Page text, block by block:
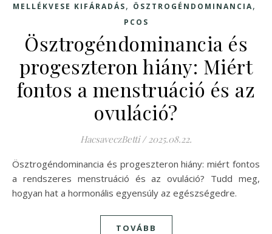
MELLÉKVESE KIFÁRADÁS, ÖSZTROGÉNDOMINANCIA,
PCOS
Ösztrogéndominancia és
progeszteron hiány: Miért
fontos a menstruáció és az
ovuláció?
HacsaveczBetti / 2025.08.22.
Ösztrogéndominancia és progeszteron hiány: miért fontos
a rendszeres menstruáció és az ovuláció? Tudd meg,
hogyan hat a hormonális egyensúly az egészségedre.
TOVÁBB